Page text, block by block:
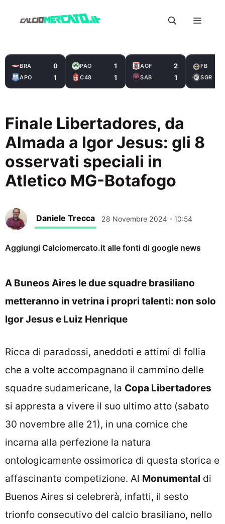
Menu
BRA 0
APO 1
PAO 1
C48 1
AGF 2
SAB 1
FB
SGR
Finale Libertadores, da
Almada a Igor Jesus: gli 8
osservati speciali in
Atletico MG-Botafogo
Daniele Trecca 28 Novembre 2024 - 10:54
Aggiungi Calciomercato.it alle fonti di google news
A Buneos Aires le due squadre brasiliano
metteranno in vetrina i propri talenti: non solo
Igor Jesus e Luiz Henrique
Ricca di paradossi, aneddoti e attimi di follia
che a volte accompagnano il cammino delle
squadre sudamericane, la Copa Libertadores
si appresta a vivere il suo ultimo atto (sabato
30 novembre alle 21), in una cornice che
incarna alla perfezione la natura
ontologicamente ossimorica di questa storica e
affascinante competizione. Al Monumental di
Buenos Aires si celebrerà, infatti, il sesto
trionfo consecutivo del calcio brasiliano, nello